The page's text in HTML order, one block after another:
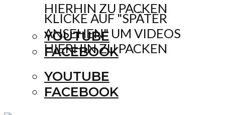
HIERHIN ZU PACKEN
YOUTUBE
FACEBOOK
KLICKE AUF "SPÄTER
ANSEHEN" UM VIDEOS
HIERHIN ZU PACKEN
YOUTUBE
FACEBOOK